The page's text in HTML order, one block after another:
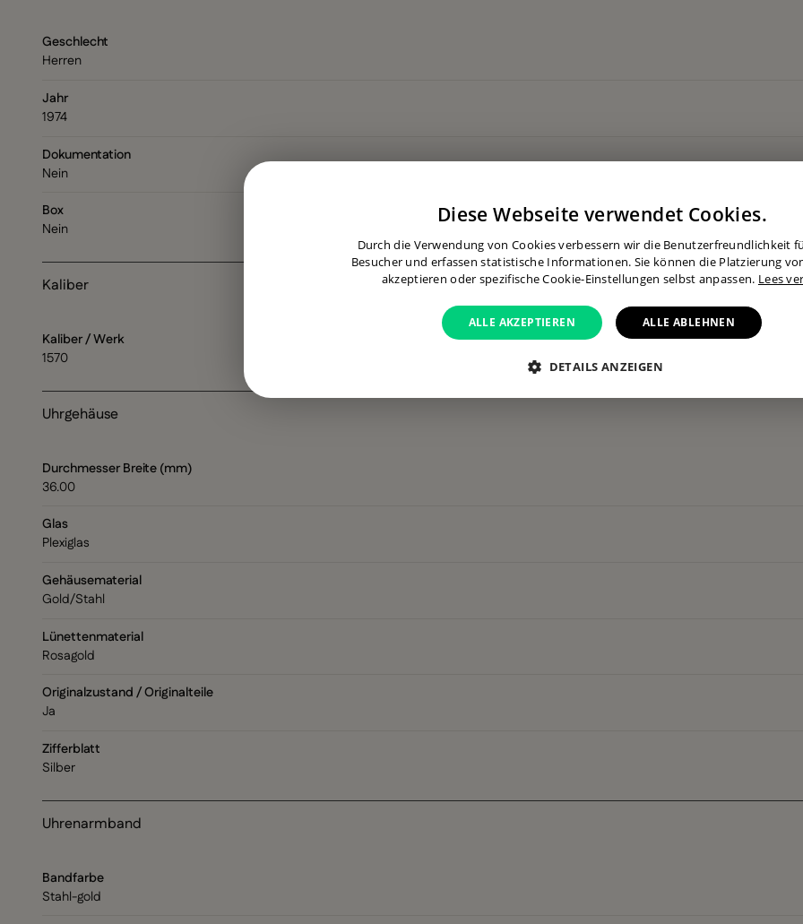
Geschlecht
Herren
Jahr
1974
Dokumentation
Nein
Box
Nein
Kaliber
Kaliber / Werk
1570
Uhrgehäuse
Durchmesser Breite (mm)
36.00
Glas
Plexiglas
Gehäusematerial
Gold/Stahl
Lünettenmaterial
Rosagold
Originalzustand / Originalteile
Ja
Zifferblatt
Silber
Uhrenarmband
Bandfarbe
Stahl-gold
Diese Webseite verwendet Cookies.
Durch die Verwendung von Cookies verbessern wir die Benutzerfreundlichkeit
Besucher und erfassen statistische Informationen. Sie können die Platzierung
akzeptieren oder spezifische Cookie-Einstellungen selbst anpassen. Lees
ALLE AKZEPTIEREN ALLE ABLEHNEN
DETAILS ANZEIGEN